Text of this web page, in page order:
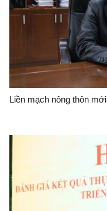
Liền mạch nông thôn mới